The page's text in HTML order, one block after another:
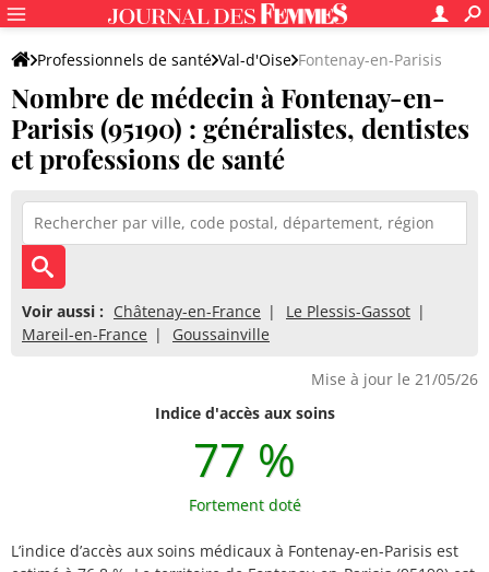
Professionnels de santé Val-d'Oise Fontenay-en-Parisis
Nombre de médecin à Fontenay-en-
Parisis (95190) : généralistes, dentistes
et professions de santé
Voir aussi : Châtenay-en-France
Le Plessis-Gassot
Mareil-en-France
Goussainville
Mise à jour le 21/05/26
Indice d'accès aux soins
77 %
Fortement doté
L’indice d’accès aux soins médicaux à Fontenay-en-Parisis est